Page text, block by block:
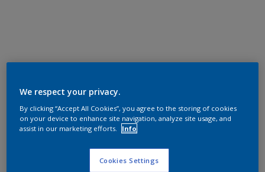
We respect your privacy.
By clicking “Accept All Cookies”, you agree to the storing of cookies
on your device to enhance site navigation, analyze site usage, and
assist in our marketing efforts.
Info
Cookies Settings